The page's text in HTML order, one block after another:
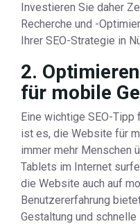
Investieren Sie daher
Recherche und -
Ihrer SEO-Strategie in
2.
für mobile
Eine wichtige SEO-Tipp
ist es, die Website für
immer mehr Menschen
Tablets im Internet
die Website auch auf
Benutzererfahrung
Gestaltung und